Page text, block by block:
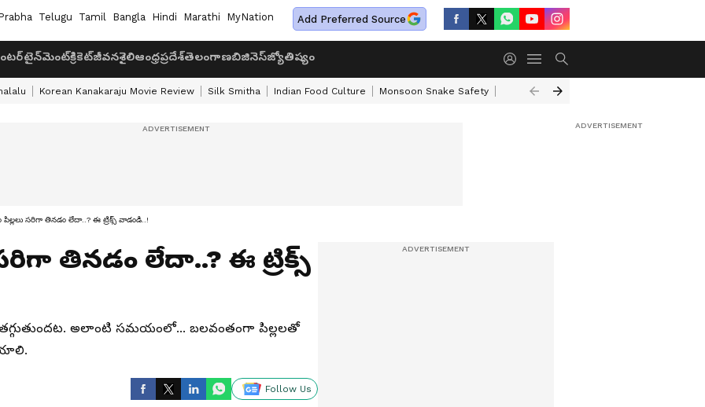
Telugu Tamil Bangla Hindi Marathi MyNation Add Preferred Source
క్రికెట్జీవనశైలిఆంధ్రప్రదేశ్తెలంగాణబిజినెస్జ్యోతిష్యం
Korean Kanakaraju Movie Review Silk Smitha Indian Food Culture Monsoon Snake Safety Akkineni Nageswara Rao
సరిగా తినడం లేదా..? ఈ ట్రిక్స్ వాడండి..!
తినడం లేదా..? ఈ ట్రిక్స్
అలాంటి సమయంలో... బలవంతంగా పిల్లలతో
Follow Us